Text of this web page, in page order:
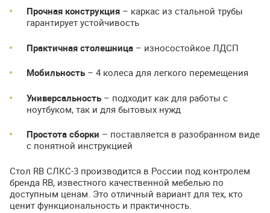
Прочная конструкция – каркас из стальной трубы
гарантирует устойчивость
Практичная столешница – износостойкое ЛДСП
Мобильность – 4 колеса для легкого перемещения
Универсальность – подходит как для работы с
ноутбуком, так и для бытовых нужд
Простота сборки – поставляется в разобранном виде
с понятной инструкцией
Стол RB СЛКС-3 производится в России под контролем
бренда RB, известного качественной мебелью по
доступным ценам. Это отличный вариант для тех, кто
ценит функциональность и практичность.